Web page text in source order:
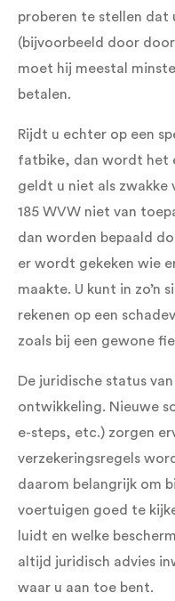
proberen te stellen dat
(bijvoorbeeld door
moet hij meestal
betalen.
Rijdt u echter op een
fatbike, dan wordt het
geldt u niet als zwakke
185 WVW niet van
dan worden bepaald
er wordt gekeken wie
maakte. U kunt in zo’n
rekenen op een
zoals bij een gewone
De juridische status
ontwikkeling. Nieuwe
e-steps, etc.) zorgen
verzekeringsregels
daarom belangrijk om
voertuigen goed te
luidt en welke
altijd juridisch advies
waar u aan toe bent.